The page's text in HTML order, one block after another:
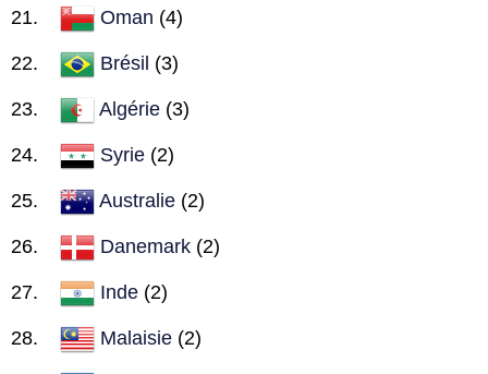
Oman (4)
Brésil (3)
Algérie (3)
Syrie (2)
Australie (2)
Danemark (2)
Inde (2)
Malaisie (2)